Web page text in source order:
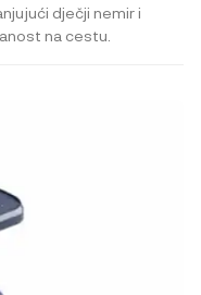
dječji nemir i
na cestu.